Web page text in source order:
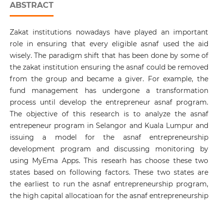
ABSTRACT
Zakat institutions nowadays have played an important
role in ensuring that every eligible asnaf used the aid
wisely. The paradigm shift that has been done by some of
the zakat institution ensuring the asnaf could be removed
from the group and became a giver. For example, the
fund management has undergone a transformation
process until develop the entrepreneur asnaf program.
The objective of this research is to analyze the asnaf
entrepeneur program in Selangor and Kuala Lumpur and
issuing a model for the asnaf entrepreneurship
development program and discussing monitoring by
using MyEma Apps. This researh has choose these two
states based on following factors. These two states are
the earliest to run the asnaf entrepreneurship program,
the high capital allocatioan for the asnaf entrepreneurship